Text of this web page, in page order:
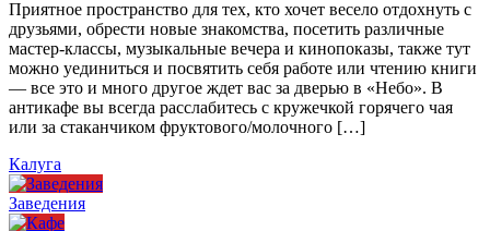
Приятное пространство для тех, кто хочет весело отдохнуть с
друзьями, обрести новые знакомства, посетить различные
мастер-классы, музыкальные вечера и кинопоказы, также тут
можно уединиться и посвятить себя работе или чтению книги
— все это и много другое ждет вас за дверью в «Небо». В
антикафе вы всегда расслабитесь с кружечкой горячего чая
или за стаканчиком фруктового/молочного […]
Калуга
Заведения